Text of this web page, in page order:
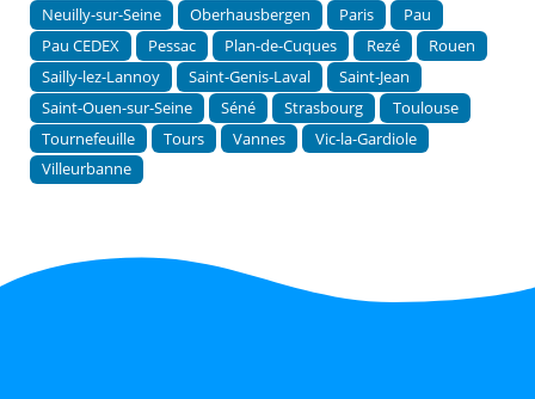
Neuilly-sur-Seine
Oberhausbergen Paris
Pau
Pau CEDEX
Pessac Plan-de-Cuques Rezé
Rouen
Sailly-lez-Lannoy
Saint-Genis-Laval
Saint-Jean
Saint-Ouen-sur-Seine
Séné Strasbourg
Toulouse
Tournefeuille
Tours Vannes
Vic-la-Gardiole
Villeurbanne